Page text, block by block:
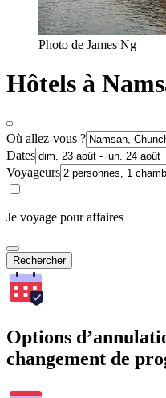
Photo de James Ng
Hôtels à
Où allez-vous ?
Dates
Voyageurs
Je voyage pour affaires
Rechercher
Options
changement de